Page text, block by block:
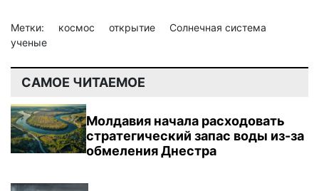
Метки: космос открытие
Солнечная система
ученые
САМОЕ ЧИТАЕМОЕ
Молдавия начала расходовать
стратегический запас воды из-за
обмеления Днестра